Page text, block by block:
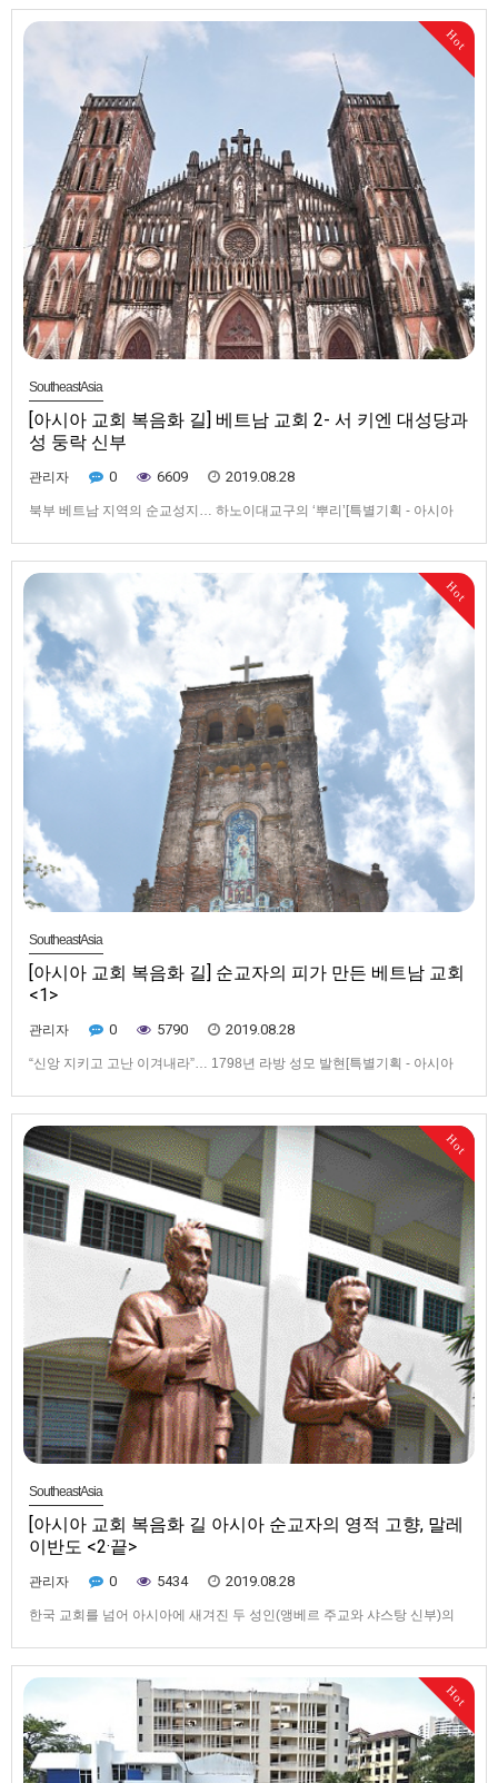
성당은 동양적인 건축 양식과 가톨릭적인 상징들이 어우러져…
Hot
SoutheastAsia
[아시아 교회 복음화 길] 베트남 교회 2- 서 키엔 대성당과
성 둥락 신부
관리자 0 6609 2019.08.28
북부 베트남 지역의 순교성지… 하노이대교구의 ‘뿌리’[특별기획 - 아시아
로서 북부 베트남 지역 사목활동의 중심지 역할을 한 곳이다.▲ 서 키엔 대성
당 정문. 성당의 모습과 베트남의 붉은 색 국기가 어우러져…
Hot
SoutheastAsia
[아시아 교회 복음화 길] 순교자의 피가 만든 베트남 교회
<1>
관리자 0 5790 2019.08.28
“신앙 지키고 고난 이겨내라”… 1798년 라방 성모 발현[특별기획 - 아시아
쟁을 겪으며 모두 파괴됐다. 현재는 성당의 종탑만이 쓸쓸하게 남아있다.베
트남은 신흥 경제 국가답게 첫인상부터 활기가 느껴…
Hot
SoutheastAsia
[아시아 교회 복음화 길 아시아 순교자의 영적 고향, 말레
이반도 <2·끝>
관리자 0 5434 2019.08.28
한국 교회를 넘어 아시아에 새겨진 두 성인(앵베르 주교와 샤스탕 신부)의
샤스탕 신부(오른쪽)의 동상. 페낭에서 활동한 두 선교사는 이후 조선에서
다시 만나 함께 순교한다.▲ 페낭교구 ‘원죄 없…
Hot